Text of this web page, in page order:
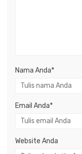
Nama Anda*
Email Anda*
Website Anda